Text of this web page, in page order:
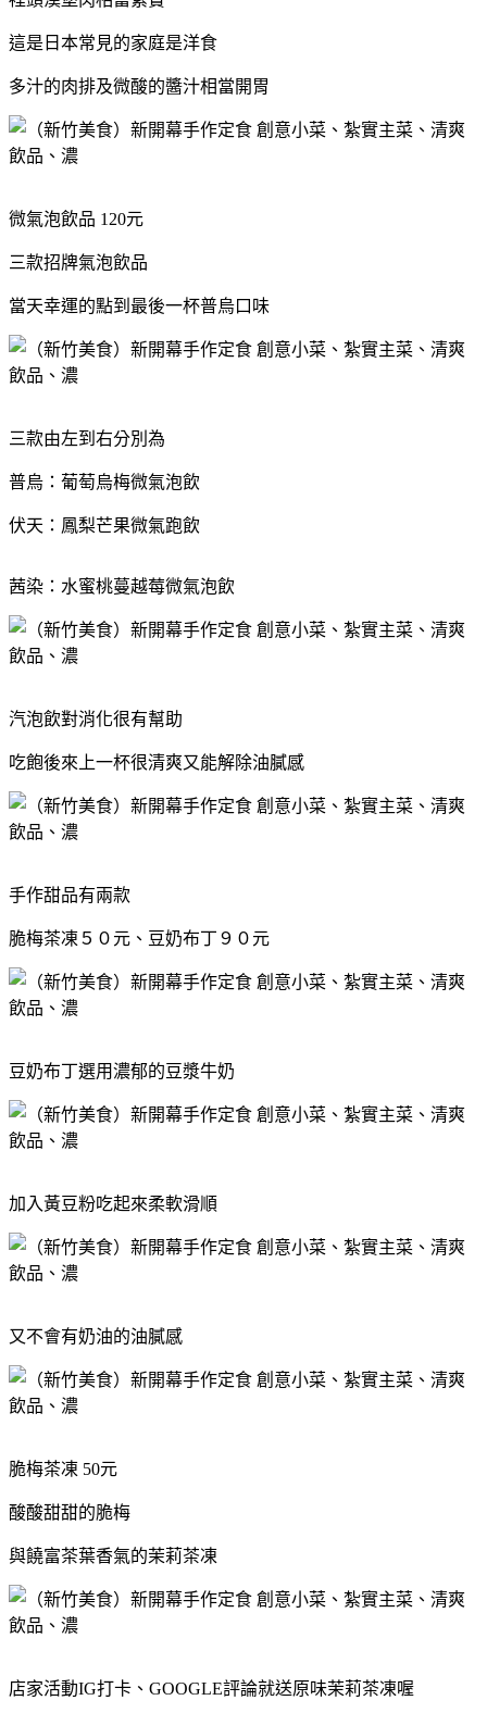
這是日本常見的家庭是洋食
多汁的肉排及微酸的醬汁相當開胃
微氣泡飲品 120元
三款招牌氣泡飲品
當天幸運的點到最後一杯普烏口味
三款由左到右分別為
普烏：葡萄烏梅微氣泡飲
伏天：鳳梨芒果微氣跑飲
茜染：水蜜桃蔓越莓微氣泡飲
汽泡飲對消化很有幫助
吃飽後來上一杯很清爽又能解除油膩感
手作甜品有兩款
脆梅茶凍５０元、豆奶布丁９０元
豆奶布丁選用濃郁的豆漿牛奶
加入黃豆粉吃起來柔軟滑順
又不會有奶油的油膩感
脆梅茶凍 50元
酸酸甜甜的脆梅
與饒富茶葉香氣的茉莉茶凍
店家活動IG打卡、GOOGLE評論就送原味茉莉茶凍喔